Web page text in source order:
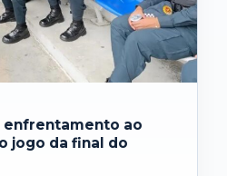
enfrentamento ao
jogo da final do